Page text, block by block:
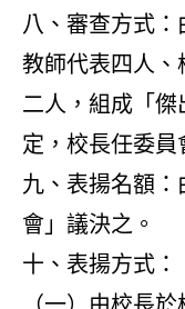
八、審查方式
教師代表四人
二人，組成「
定，校長任委員
九、表揚名額
會」議決之。
十、表揚方式：